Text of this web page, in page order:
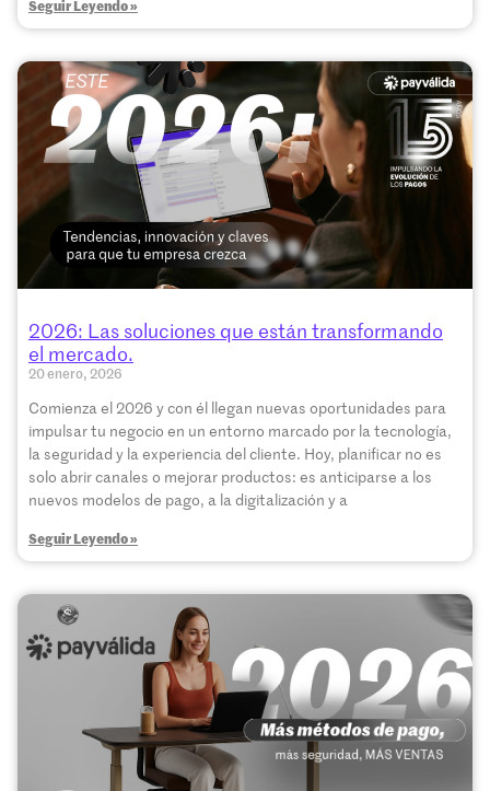
Seguir Leyendo »
2026: Las soluciones que están transformando
el mercado.
20 enero, 2026
Comienza el 2026 y con él llegan nuevas oportunidades para
impulsar tu negocio en un entorno marcado por la tecnología,
la seguridad y la experiencia del cliente. Hoy, planificar no es
solo abrir canales o mejorar productos: es anticiparse a los
nuevos modelos de pago, a la digitalización y a
Seguir Leyendo »